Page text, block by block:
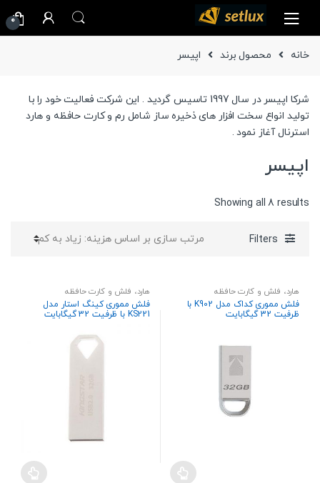
navigation
content
0
خانه محصول برند اپیسر
شرکا اپیسر در سال 1997 تاسیس گردید . این شرکت فعالیت خود را با
تولید انواع سخت افزار های ذخیره ساز شامل رم و کارت حافظه و هارد
استرنال آغاز نمود .
اپیسر
Showing all 8 results
Sorted
price:
Filters
هارد، فلش و کارت حافظه
فلش مموری کداک مدل K902 با
ظرفیت 32 گیگابایت
هارد، فلش و کارت حافظه
فلش مموری کینگ‌ استار مدل
KS221 با ظرفیت 32 گیگابایت